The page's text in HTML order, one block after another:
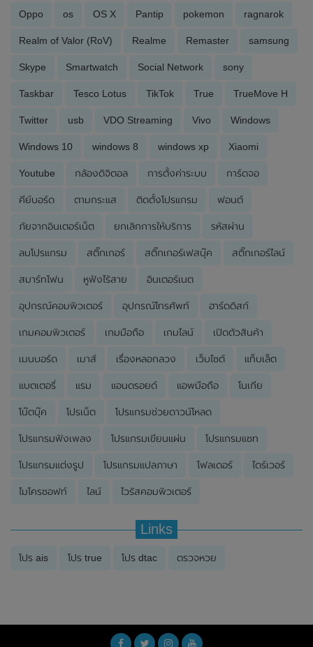
Oppo os OS X Pantip pokemon ragnarok
Realm of Valor (RoV) Realme Remaster samsung
Skype Smartwatch Social Network sony
Taskbar Tesco Lotus TikTok True TrueMove H
Twitter usb VDO Streaming Vivo Windows
Windows 10 windows 8 windows xp Xiaomi
Youtube กล้องดิจิตอล การตั้งค่าระบบ การ์ดจอ
คีย์บอร์ด ตามกระแส ติดตั้งโปรแกรม ฟอนต์
ภัยจากอินเตอร์เน็ต ยกเลิกการให้บริการ รหัสผ่าน
ลบโปรแกรม สติ๊กเกอร์ สติ๊กเกอร์เฟสบุ๊ค สติ๊กเกอร์ไลน์
สมาร์ทโฟน หูฟังไร้สาย อินเตอร์เนต
อุปกรณ์คอมพิวเตอร์ อุปกรณ์โทรศัพท์ ฮาร์ดดิสก์
เกมคอมพิวเตอร์ เกมมือถือ เกมไลน์ เปิดตัวสินค้า
เมนบอร์ด เมาส์ เรื่องหลอกลวง เว็บไซต์ แท็บเล็ต
แบตเตอรี่ แรม แอนดรอยด์ แอพมือถือ โนเกีย
โน๊ตบุ๊ค โปรเน็ต โปรแกรมช่วยดาวน์โหลด
โปรแกรมฟังเพลง โปรแกรมเขียนแผ่น โปรแกรมแชท
โปรแกรมแต่งรูป โปรแกรมแปลภาษา โฟลเดอร์ ไดร์เวอร์
ไมโครซอฟท์ ไลน์ ไวรัสคอมพิวเตอร์
Links
โปร ais โปร true โปร dtac ตรวจหวย